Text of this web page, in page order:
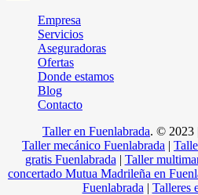
Empresa
Servicios
Aseguradoras
Ofertas
Donde estamos
Blog
Contacto
Taller en Fuenlabrada. © 2023 |
Taller mecánico Fuenlabrada |
gratis Fuenlabrada | Taller
concertado Mutua Madrileña en
Fuenlabrada | Talleres